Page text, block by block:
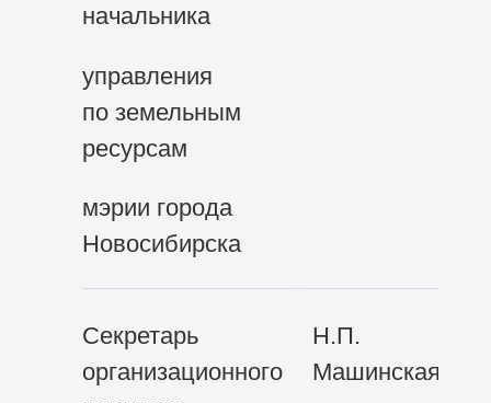
начальника
управления
по земельным
ресурсам
мэрии города
Новосибирска
Секретарь
организационного
Н.П.
Машинская